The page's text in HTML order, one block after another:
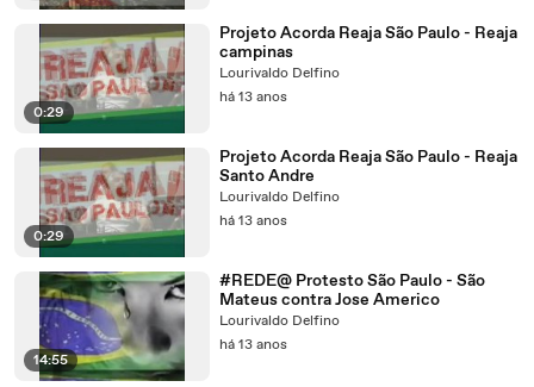
0:29
Projeto Acorda Reaja São Paulo - Reaja
campinas
Lourivaldo Delfino
há 13 anos
0:29
Projeto Acorda Reaja São Paulo - Reaja
Santo Andre
Lourivaldo Delfino
há 13 anos
14:55
#REDE@ Protesto São Paulo - São
Mateus contra Jose Americo
Lourivaldo Delfino
há 13 anos